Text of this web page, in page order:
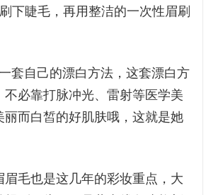
下睫毛，再用整洁的一次性眉刷
套自己的漂白方法，这套漂白方
不必靠打脉冲光、雷射等医学美
丽而白皙的好肌肤哦，这就是她
眉毛也是这几年的彩妆重点，大